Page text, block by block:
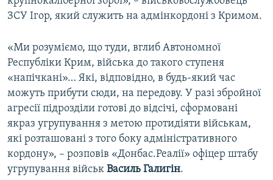
ЗСУ Ігор, який служить на адмінкордоні з Кримом.
«Ми розуміємо, що туди, вглиб Автономної
Республіки Крим, війська до такого ступеня
«напічкані»… Які, відповідно, в будь-який час
можуть прибути сюди, на передову. У разі збройної
агресії підрозділи готові до відсічі, сформовані
якраз угрупування з метою протидіяти військам,
які розташовані з того боку адміністративного
кордону», – розповів «Донбас.Реалії» офіцер штабу
угрупування військ Василь Галигін.